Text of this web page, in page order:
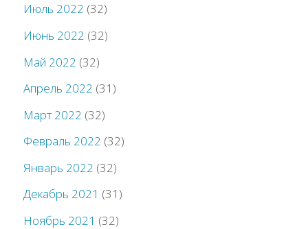
Июль 2022 (32)
Июнь 2022 (32)
Май 2022 (32)
Апрель 2022 (31)
Март 2022 (32)
Февраль 2022 (32)
Январь 2022 (32)
Декабрь 2021 (31)
Ноябрь 2021 (32)